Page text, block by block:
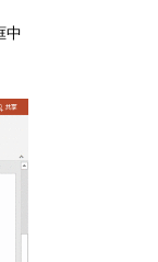
中